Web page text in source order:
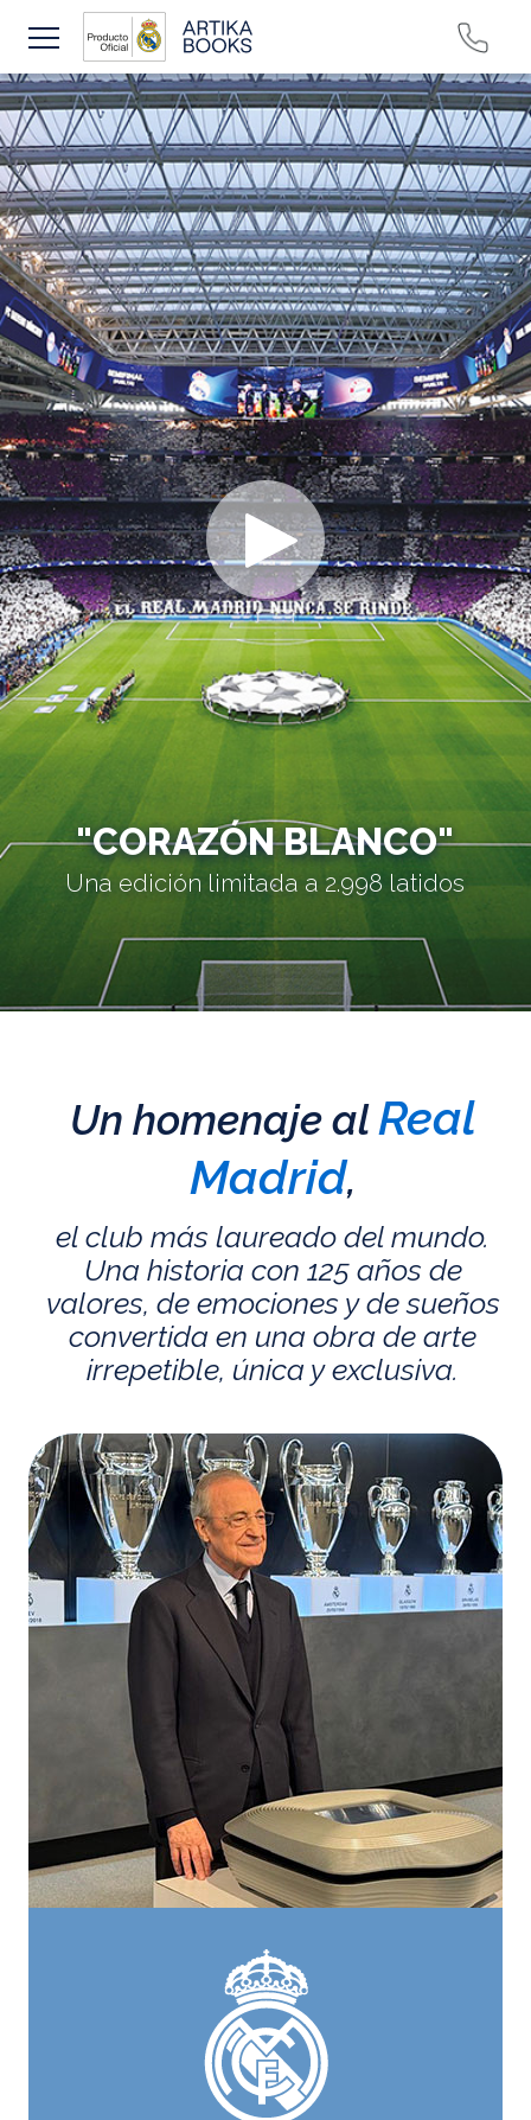
"CORAZÓN BLANCO"
Una edición limitada a 2.998 latidos
Un homenaje alReal
Madrid,
el club más laureado del mundo.
Una historia con 125 años de
valores, de emociones y de sueños
convertida en una obra de arte
irrepetible, única y exclusiva.